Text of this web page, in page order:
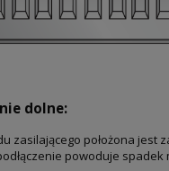
dolne:
zasilającego położona jest
powoduje spadek